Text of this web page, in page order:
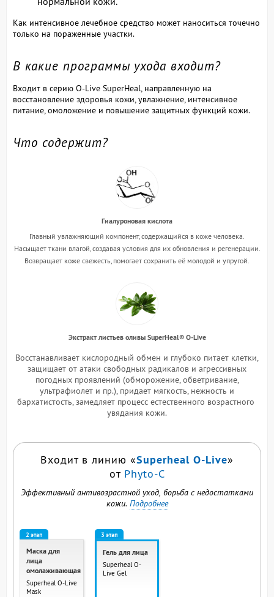
Как интенсивное лечебное средство может наноситься точечно
только на пораженные участки.
В какие программы ухода входит?
Входит в серию O-Live SuperHeal, направленную на
восстановление здоровья кожи, увлажнение, интенсивное
питание, омоложение и повышение защитных функций кожи.
Что содержит?
Гиалуроновая кислота
Главный увлажняющий компонент, содержащийся в коже человека.
Насыщает ткани влагой, создавая условия для их обновления и регенерации.
Возвращает коже свежесть, помогает сохранить её молодой и упругой.
Экстракт листьев оливы SuperHeal® O-Live
Восстанавливает кислородный обмен и глубоко питает клетки,
защищает от атаки свободных радикалов и агрессивных
погодных проявлений (обморожение, обветривание,
ультрафиолет и пр.), придает мягкость, нежность и
бархатистость, замедляет процесс естественного возрастного
увядания кожи.
Входит в линию «Superheal O-Live»
от Phyto-C
Эффективный антивозрастной уход, борьба с недостатками
кожи. Подробнее
2 этап
Маска для
лица
омолаживающая
Superheal O-Live
Mask
3 этап
Гель для лица
Superheal O-
Live Gel